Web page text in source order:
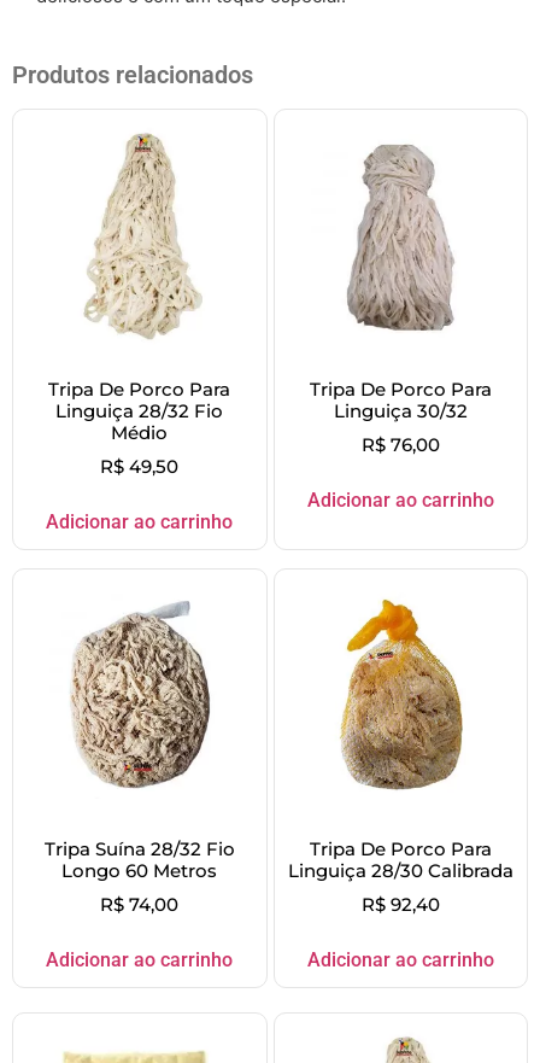
Produtos relacionados
Tripa De Porco Para
Linguiça 28/32 Fio
Médio
R$ 49,50
Adicionar ao carrinho
Tripa De Porco Para
Linguiça 30/32
R$76,00
Adicionar ao carrinho
Tripa Suína 28/32 Fio
Longo 60 Metros
R$ 74,00
Adicionar ao carrinho
Tripa De Porco Para
Linguiça 28/30 Calibrada
R$92,40
Adicionar ao carrinho